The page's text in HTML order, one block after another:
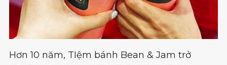
Hơn 10 năm, TIệm bánh Bean & Jam trở